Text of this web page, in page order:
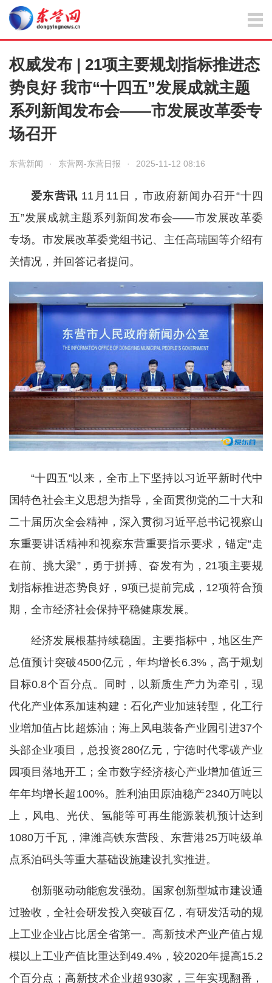
权威发布 | 21项主要规划指标推进态
势良好 我市“十四五”发展成就主题
系列新闻发布会——市发展改革委专
场召开
东营新闻 · 东营网-东营日报 · 2025-11-12 08:16
爱东营讯 11月11日，市政府新闻办召开“十四
五”发展成就主题系列新闻发布会——市发展改革委
专场。市发展改革委党组书记、主任高瑞国等介绍有
关情况，并回答记者提问。
“十四五”以来，全市上下坚持以习近平新时代中
国特色社会主义思想为指导，全面贯彻党的二十大和
二十届历次全会精神，深入贯彻习近平总书记视察山
东重要讲话精神和视察东营重要指示要求，锚定“走
在前、挑大梁”，勇于拼搏、奋发有为，21项主要规
划指标推进态势良好，9项已提前完成，12项符合预
期，全市经济社会保持平稳健康发展。
经济发展根基持续稳固。主要指标中，地区生产
总值预计突破4500亿元，年均增长6.3%，高于规划
目标0.8个百分点。同时，以新质生产力为牵引，现
代化产业体系加速构建：石化产业加速转型，化工行
业增加值占比超炼油；海上风电装备产业园引进37个
头部企业项目，总投资280亿元，宁德时代零碳产业
园项目落地开工；全市数字经济核心产业增加值近三
年年均增长超100%。胜利油田原油稳产2340万吨以
上，风电、光伏、氢能等可再生能源装机预计达到
1080万千瓦，津潍高铁东营段、东营港25万吨级单
点系泊码头等重大基础设施建设扎实推进。
创新驱动动能愈发强劲。国家创新型城市建设通
过验收，全社会研发投入突破百亿，有研发活动的规
上工业企业占比居全省第一。高新技术产业产值占规
模以上工业产值比重达到49.4%，较2020年提高15.2
个百分点；高新技术企业超930家，三年实现翻番，